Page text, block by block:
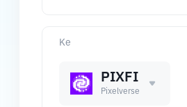
Ke
PIXFI
Pixelverse